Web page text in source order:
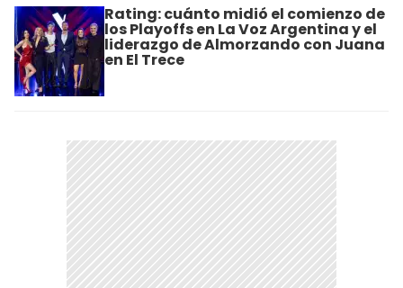
Rating: cuánto midió el comienzo de
los Playoffs en La Voz Argentina y el
liderazgo de Almorzando con Juana
en El Trece